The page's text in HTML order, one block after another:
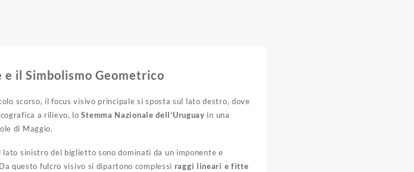
e il Simbolismo Geometrico
scorso, il focus visivo principale si sposta sul lato destro, dove
a rilievo, loStemma Nazionale dell’Uruguay in una
di Maggio.
lato sinistro del biglietto sono dominati da un imponente e
questo fulcro visivo si dipartono complessi raggi lineari e fitte